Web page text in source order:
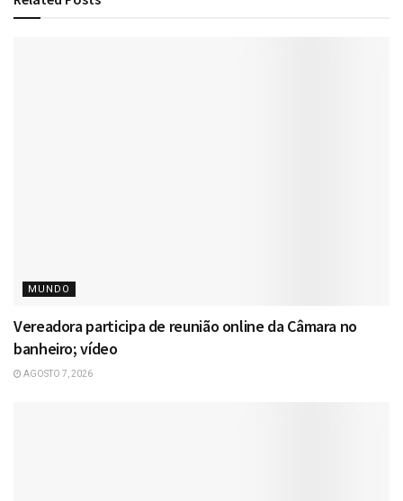
MUNDO
Vereadora participa de reunião online da Câmara no
banheiro; vídeo
AGOSTO 7, 2026